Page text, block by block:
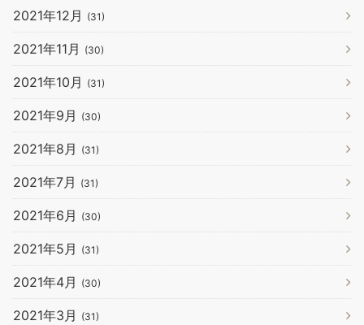
2021年12月 (31)
2021年11月 (30)
2021年10月 (31)
2021年9月 (30)
2021年8月 (31)
2021年7月 (31)
2021年6月 (30)
2021年5月 (31)
2021年4月 (30)
2021年3月 (31)